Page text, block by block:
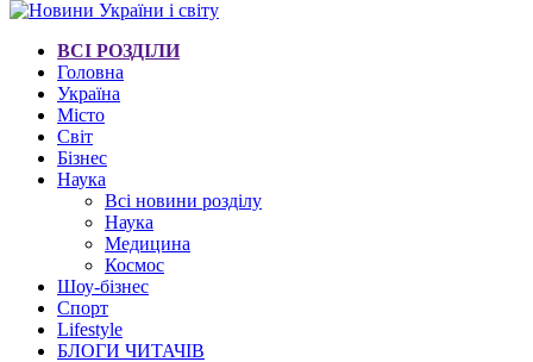
ВСІ РОЗДІЛИ
Головна
Україна
Місто
Світ
Бізнес
Наука
Всі новини розділу
Наука
Медицина
Космос
Шоу-бізнес
Спорт
Lifestyle
БЛОГИ ЧИТАЧІВ